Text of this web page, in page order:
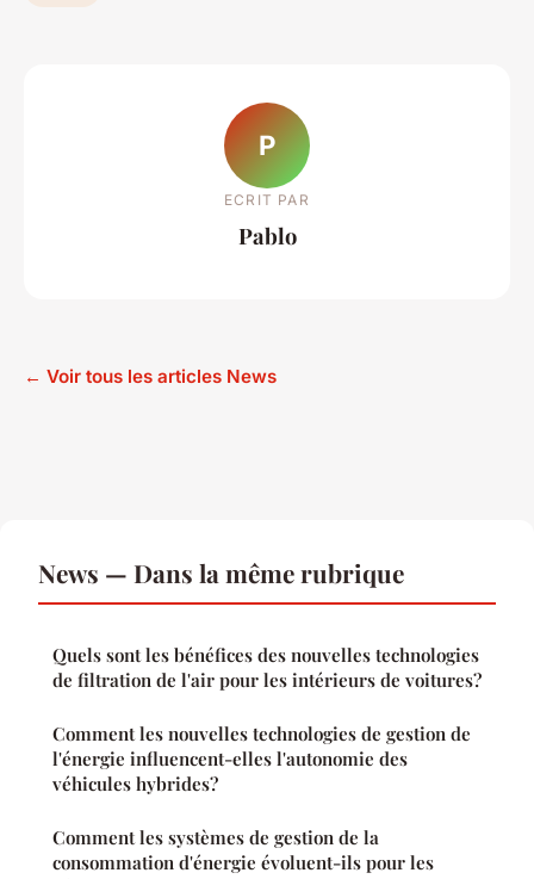
P
ECRIT PAR
Pablo
← Voir tous les articles News
News — Dans la même rubrique
Quels sont les bénéfices des nouvelles technologies
de filtration de l'air pour les intérieurs de voitures?
Comment les nouvelles technologies de gestion de
l'énergie influencent-elles l'autonomie des
véhicules hybrides?
Comment les systèmes de gestion de la
consommation d'énergie évoluent-ils pour les